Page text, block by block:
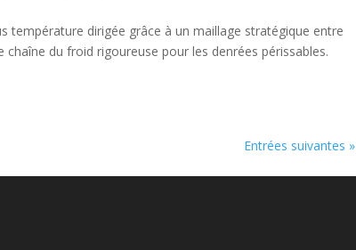
température dirigée grâce à un maillage stratégique entre
du froid rigoureuse pour les denrées périssables.
Entrées suivantes »